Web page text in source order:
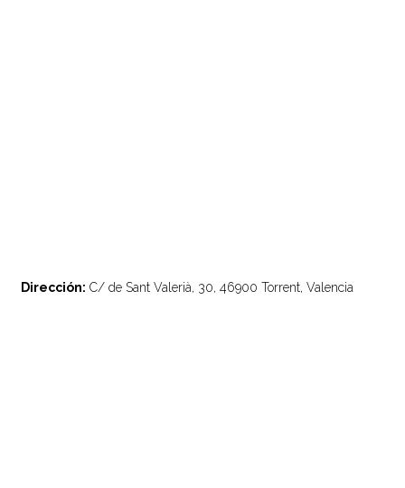
Dirección: C/ de Sant Valerià, 30, 46900 Torrent, Valencia